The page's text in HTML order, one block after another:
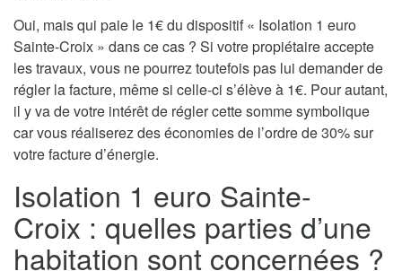
Oui, mais qui paie le 1€ du dispositif « Isolation 1 euro
Sainte-Croix » dans ce cas ? Si votre propiétaire accepte
les travaux, vous ne pourrez toutefois pas lui demander de
régler la facture, même si celle-ci s’élève à 1€. Pour autant,
il y va de votre intérêt de régler cette somme symbolique
car vous réaliserez des économies de l’ordre de 30% sur
votre facture d’énergie.
Isolation 1 euro Sainte-
Croix : quelles parties d’une
habitation sont concernées ?